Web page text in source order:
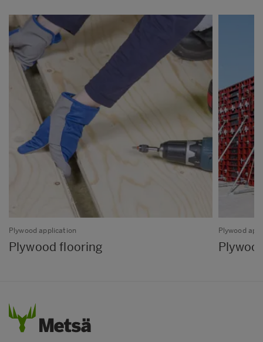
Plywood application
Plywood flooring
Plywood